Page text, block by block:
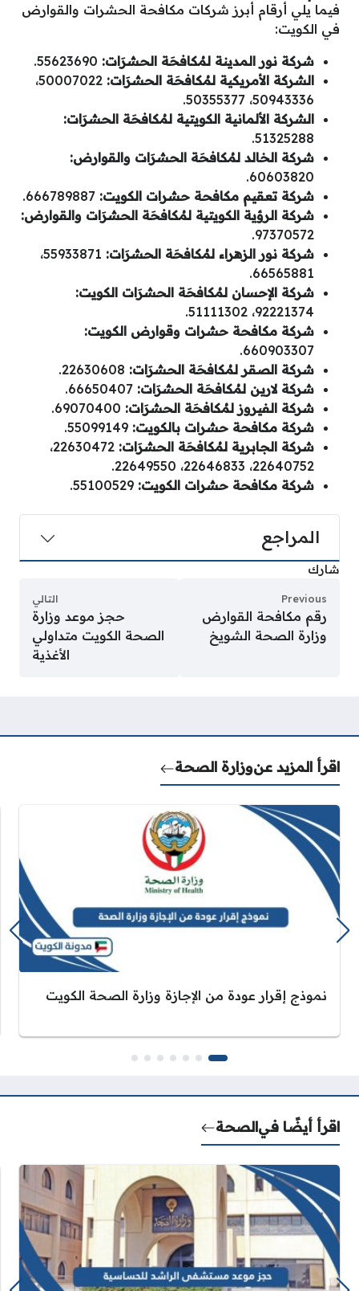
فيما يلي أرقام أبرز شركات مكافحة الحشرات والقوارض
في الكويت:
شركة نور المدينة لمُكافحَة الحشرَات:
الشركة الأمريكية لمُكافحَة الحشرَات:
50007022،
50943336، 50355377.
الشركة الألمانية الكويتية لمُكافحَة الحشرَات:
51325288.
شركة الخالد لمُكافحَة الحشرَات والقوارض:
60603820.
شركة تعقيم مكافحة حشرات الكويت:
شركة الرؤية الكويتية لمُكافحَة الحشرَات والقوارض:
97370572.
شركة نور الزهراء لمُكافحَة الحشرَات:
55933871،
66565881.
شركة الإحسان لمُكافحَة الحشرَات الكويت:
92221374، 51111302.
شركة مكافحة حشرات وقوارض الكويت:
660903307.
شركة الصقر لمُكافحَة الحشرَات:
شركة لارين لمُكافحَة الحشرَات:
شركة الفيروز لمُكافحَة الحشرَات:
شركة مكافحة حشرات بالكويت:
شركة الجابرية لمُكافحَة الحشرَات:
22630472،
22640752، 22646833، 22649550.
شركة مكافحة حشرات الكويت:
المراجع
شارك
Previous
رقم مكافحة القوارض
وزارة الصحة الشويخ
التالي
حجز موعد وزارة
الصحة الكويت متداولي
الأغذية
اقرأ المزيد عنوزارة الصحة
نموذج إقرار عودة من الإجازة وزارة الصحة الكويت
اقرأ أيضًا فيالصحة